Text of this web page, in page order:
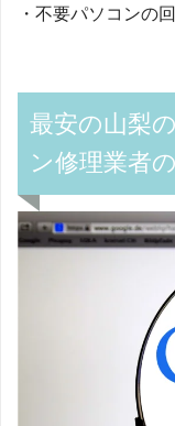
・不要パソコンの
最安の山梨
ン修理業者